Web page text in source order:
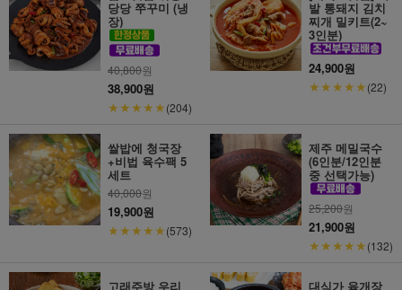
당당 쭈꾸미 (냉
장)
40,800원
38,900원
★★★★★(204)
발 통돼지 김치
찌개 밀키트(2~
3인분)
24,900원
★★★★★(22)
쌀밥에 청국장
+비법 육수팩 5
세트
40,000원
19,900원
★★★★★(573)
제주 메밀국수
(6인분/12인분
중 선택가능)
25,200원
21,900원
★★★★★(132)
고래주방 우리 대식가 육개장